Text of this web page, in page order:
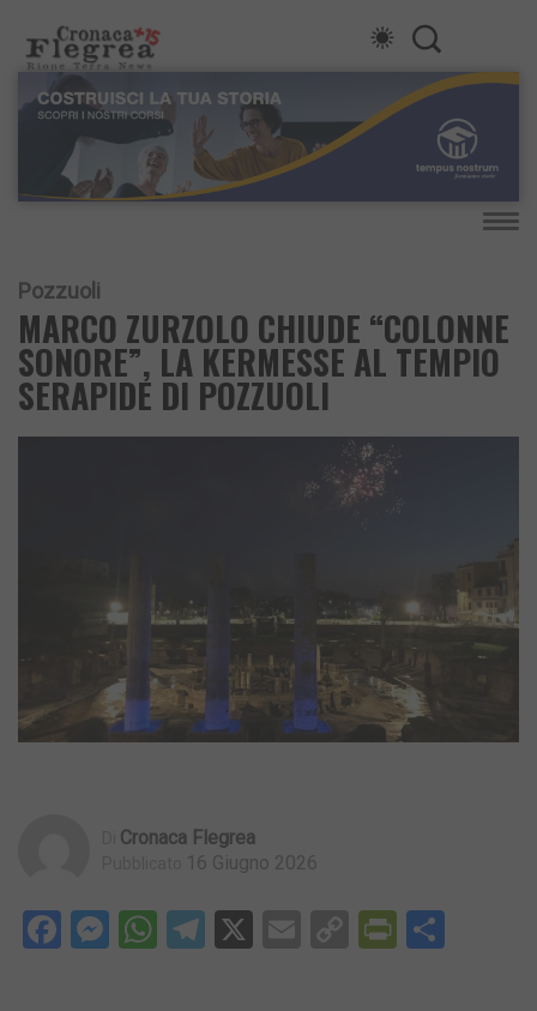
Pozzuoli
MARCO ZURZOLO CHIUDE “COLONNE
SONORE”, LA KERMESSE AL TEMPIO
SERAPIDE DI POZZUOLI
Cronaca Flegrea
16 Giugno 2026
Facebook
Messenger
WhatsApp
Telegram
X EmailCopy